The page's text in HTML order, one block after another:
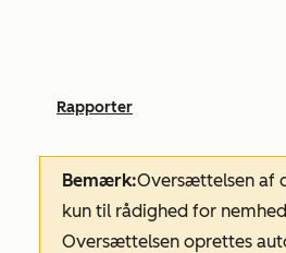
Rapporter
Bemærk:Oversættelsen af
kun til rådighed for
Oversættelsen oprettes